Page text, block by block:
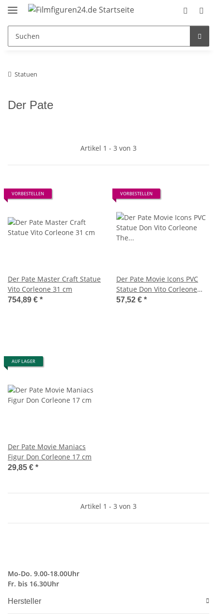
Statuen
Der Pate
Artikel 1 - 3 von 3
VORBESTELLEN
Der Pate Master Craft Statue
Vito Corleone 31 cm
754,89 € *
VORBESTELLEN
Der Pate Movie Icons PVC
Statue Don Vito Corleone
The Offer 20 cm
57,52 € *
AUF LAGER
Der Pate Movie Maniacs
Figur Don Corleone 17 cm
29,85 € *
Artikel 1 - 3 von 3
Mo-Do. 9.00-18.00Uhr
Fr. bis 16.30Uhr
Hersteller